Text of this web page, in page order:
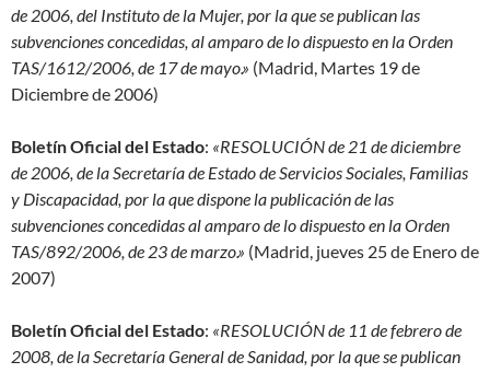
de 2006, del Instituto de la Mujer, por la que se publican las
subvenciones concedidas, al amparo de lo dispuesto en la Orden
TAS/1612/2006, de 17 de mayo.» (Madrid, Martes 19 de
Diciembre de 2006)
Boletín Oficial del Estado: «RESOLUCIÓN de 21 de diciembre
de 2006, de la Secretaría de Estado de Servicios Sociales, Familias
y Discapacidad, por la que dispone la publicación de las
subvenciones concedidas al amparo de lo dispuesto en la Orden
TAS/892/2006, de 23 de marzo.» (Madrid, jueves 25 de Enero de
2007)
Boletín Oficial del Estado: «RESOLUCIÓN de 11 de febrero de
2008, de la Secretaría General de Sanidad, por la que se publican